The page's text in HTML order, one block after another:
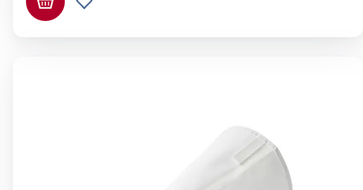
Ajouter au panier
Ajouter à la liste de souhaits.